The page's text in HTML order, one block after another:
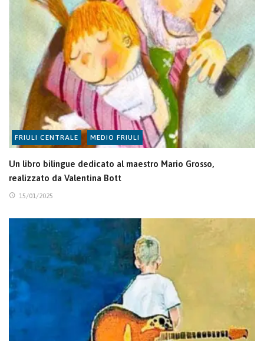
FRIULI CENTRALE MEDIO FRIULI
Un libro bilingue dedicato al maestro Mario Grosso,
realizzato da Valentina Bott
15/01/2025